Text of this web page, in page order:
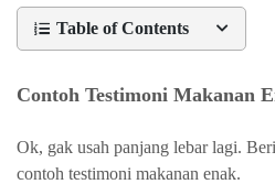
Table of Contents
Contoh Testimoni Makanan
Ok, gak usah panjang lebar lagi.
contoh testimoni makanan enak.